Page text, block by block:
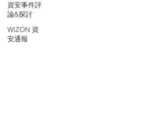
資安事件評
論&探討
WIZON 資
安通報